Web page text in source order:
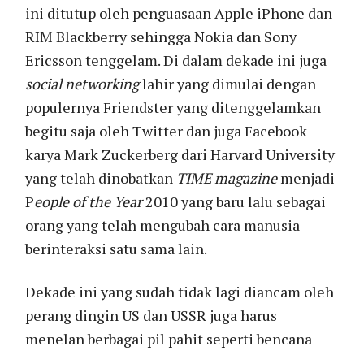
ini ditutup oleh penguasaan Apple iPhone dan
RIM Blackberry sehingga Nokia dan Sony
Ericsson tenggelam. Di dalam dekade ini juga
social networkinglahir yang dimulai dengan
populernya Friendster yang ditenggelamkan
begitu saja oleh Twitter dan juga Facebook
karya Mark Zuckerberg dari Harvard University
yang telah dinobatkan TIME magazinemenjadi
People of the Year2010 yang baru lalu sebagai
orang yang telah mengubah cara manusia
berinteraksi satu sama lain.
Dekade ini yang sudah tidak lagi diancam oleh
perang dingin US dan USSR juga harus
menelan berbagai pil pahit seperti bencana